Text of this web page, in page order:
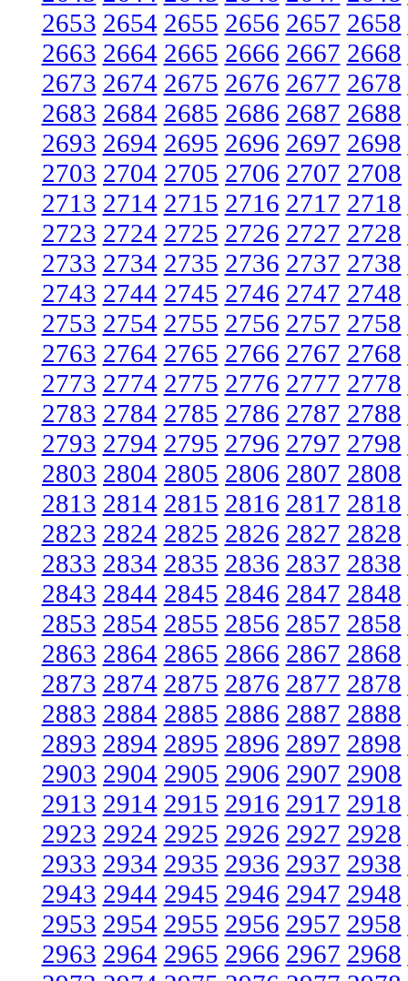
2653 2654 2655 2656 2657 2658
2663 2664 2665 2666 2667 2668
2673 2674 2675 2676 2677 2678
2683 2684 2685 2686 2687 2688
2693 2694 2695 2696 2697 2698
2703 2704 2705 2706 2707 2708
2713 2714 2715 2716 2717 2718
2723 2724 2725 2726 2727 2728
2733 2734 2735 2736 2737 2738
2743 2744 2745 2746 2747 2748
2753 2754 2755 2756 2757 2758
2763 2764 2765 2766 2767 2768
2773 2774 2775 2776 2777 2778
2783 2784 2785 2786 2787 2788
2793 2794 2795 2796 2797 2798
2803 2804 2805 2806 2807 2808
2813 2814 2815 2816 2817 2818
2823 2824 2825 2826 2827 2828
2833 2834 2835 2836 2837 2838
2843 2844 2845 2846 2847 2848
2853 2854 2855 2856 2857 2858
2863 2864 2865 2866 2867 2868
2873 2874 2875 2876 2877 2878
2883 2884 2885 2886 2887 2888
2893 2894 2895 2896 2897 2898
2903 2904 2905 2906 2907 2908
2913 2914 2915 2916 2917 2918
2923 2924 2925 2926 2927 2928
2933 2934 2935 2936 2937 2938
2943 2944 2945 2946 2947 2948
2953 2954 2955 2956 2957 2958
2963 2964 2965 2966 2967 2968